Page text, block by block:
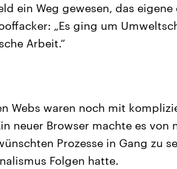
ein Weg gewesen, das
„Es ging um
Arbeit.“
Webs waren noch mit
neuer Browser machte es
Prozesse in Gang zu
Folgen hatte.